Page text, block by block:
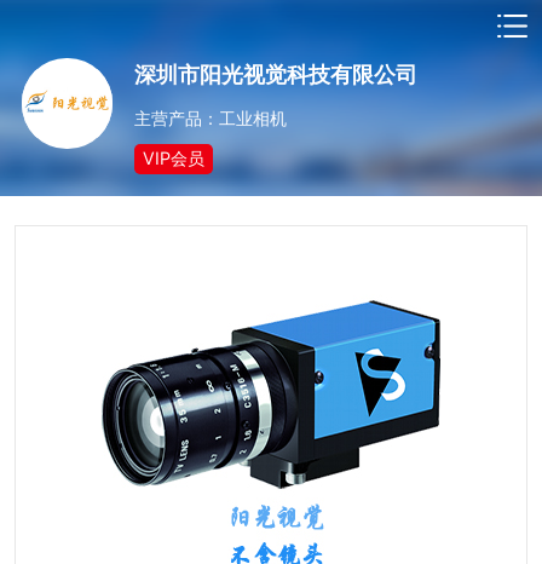
深圳市阳光视觉科技有限公司
主营产品：工业相机
VIP会员